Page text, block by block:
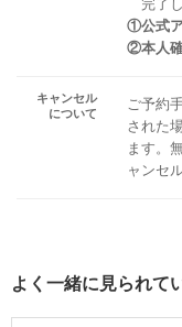
完了し
①公式
②本人
キャンセル
について
ご予約
された
ます。
ャンセ
よく一緒に見られて